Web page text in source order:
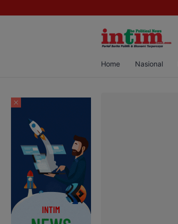
Sabu di Pangkalan Bun, Dua Pelaku Diamankan
Home Nasional